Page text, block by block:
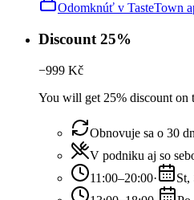
Odomknúť v TasteTown
Discount 25%
−999 Kč
You will get 25% discount on
Obnovuje sa o 30
V podniku aj so
11:00–20:00· St,